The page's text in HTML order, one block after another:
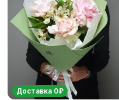
Доставка 0₽